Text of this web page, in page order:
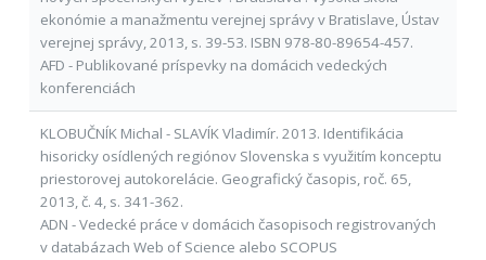
ekonómie a manažmentu verejnej správy v Bratislave, Ústav
verejnej správy, 2013, s. 39-53. ISBN 978-80-89654-457.
AFD - Publikované príspevky na domácich vedeckých
konferenciách
KLOBUČNÍK Michal - SLAVÍK Vladimír. 2013. Identifikácia
hisoricky osídlených regiónov Slovenska s využitím konceptu
priestorovej autokorelácie. Geografický časopis, roč. 65,
2013, č. 4, s. 341-362.
ADN - Vedecké práce v domácich časopisoch registrovaných
v databázach Web of Science alebo SCOPUS